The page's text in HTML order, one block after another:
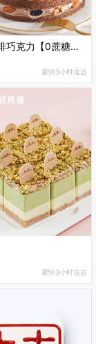
榛果摩卡咖啡巧克力【0蔗糖】生日蛋糕
最快3小时送达
最快3小时送达